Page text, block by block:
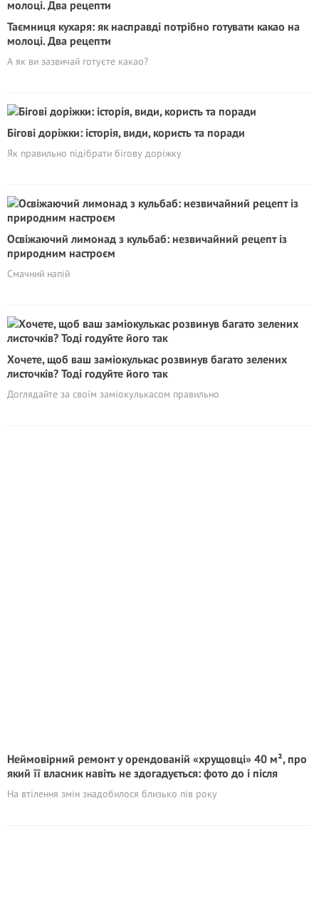
Таємниця кухаря: як насправді потрібно готувати какао на
молоці. Два рецепти
А як ви зазвичай готуєте какао?
Бігові доріжки: історія, види, користь та поради
Як правильно підібрати бігову доріжку
Освіжаючий лимонад з кульбаб: незвичайний рецепт із
природним настроєм
Смачний напій
Хочете, щоб ваш заміокулькас розвинув багато зелених
листочків? Тоді годуйте його так
Доглядайте за своїм заміокулькасом правильно
Неймовірний ремонт у орендованій «хрущовці» 40 м², про
який її власник навіть не здогадується: фото до і після
На втілення змін знадобилося близько пів року